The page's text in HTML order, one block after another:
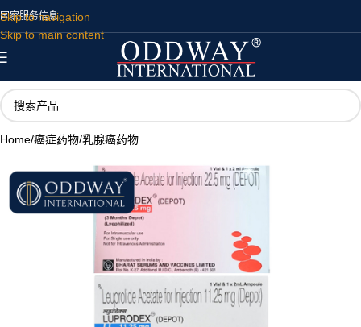
Skip to navigation
Skip to main content
国家服务信息
Home/癌症药物/乳腺癌药物